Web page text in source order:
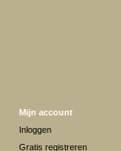
Mijn account
Inloggen
Gratis registreren